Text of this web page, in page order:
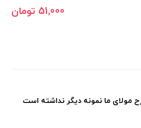
51٬000 تومان
مولای ما نمونه دیگر نداشته است